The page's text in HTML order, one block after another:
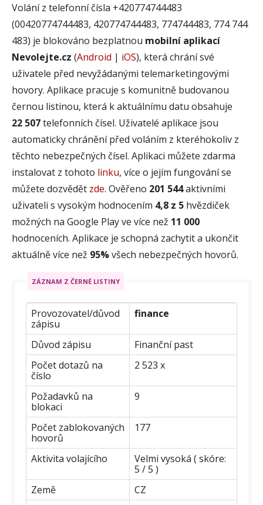
Volání z telefonní čísla +420774744483
(00420774744483, 420774744483, 774744483, 774 744
483) je blokováno bezplatnou mobilní aplikací
Nevolejte.cz (Android | iOS), která chrání své
uživatele před nevyžádanými telemarketingovými
hovory. Aplikace pracuje s komunitně budovanou
černou listinou, která k aktuálnímu datu obsahuje
22 507telefonních čísel. Uživatelé aplikace jsou
automaticky chránění před voláním z kteréhokoliv z
těchto nebezpečných čísel. Aplikaci můžete zdarma
instalovat z tohoto linku, více o jejím fungování se
můžete dozvědět zde. Ověřeno 201 544aktivními
uživateli s vysokým hodnocením 4,8 z 5 hvězdiček
možných na Google Play ve více než 11 000
hodnoceních. Aplikace je schopná zachytit a ukončit
aktuálně více než 95%všech nebezpečných hovorů.
ZÁZNAM Z ČERNÉ LISTINY
Provozovatel/důvod
zápisu
finance
Důvod zápisu
Finanční past
Počet dotazů na
číslo
2 523 x
Požadavků na
blokaci
9
Počet zablokovaných
hovorů
177
Aktivita volajícího
Velmi vysoká ( skóre:
5 / 5 )
Země
CZ